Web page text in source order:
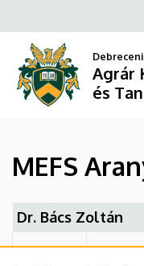
Agrár
és
Tangazdaság
(AKIT)
a
tartalomra
Agrár
és
MEFS
Dr. Bács Zoltán